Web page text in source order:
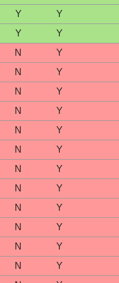
Y
Y
Y
Y
N
Y
N
Y
N
Y
N
Y
N
Y
N
Y
N
Y
N
Y
N
Y
N
Y
N
Y
N
Y